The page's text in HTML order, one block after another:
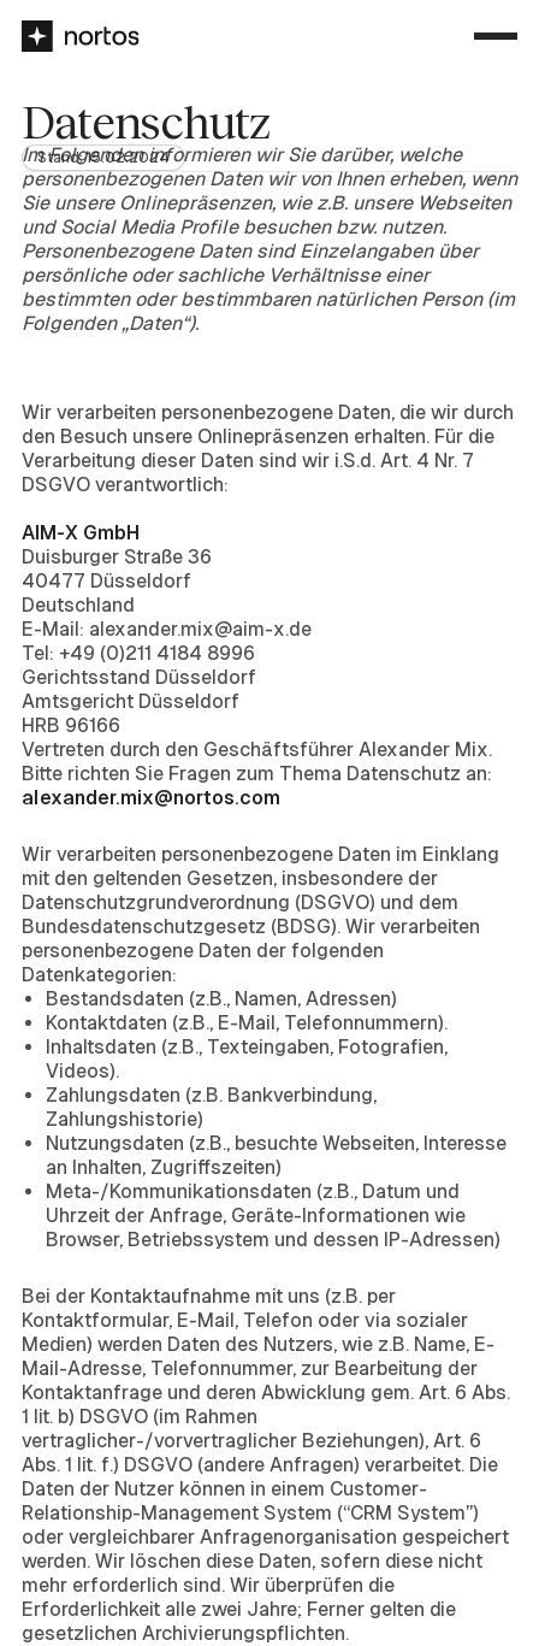
Datenschutz
Stand: 15.02.2024
Im Folgenden informieren wir Sie darüber, welche
personenbezogenen Daten wir von Ihnen erheben, wenn
Sie unsere Onlinepräsenzen, wie z.B. unsere Webseiten
und Social Media Profile besuchen bzw. nutzen.
Personenbezogene Daten sind Einzelangaben über
persönliche oder sachliche Verhältnisse einer
bestimmten oder bestimmbaren natürlichen Person (im
Folgenden „Daten“).
Wir verarbeiten personenbezogene Daten, die wir durch
den Besuch unsere Onlinepräsenzen erhalten. Für die
Verarbeitung dieser Daten sind wir i.S.d. Art. 4 Nr. 7
DSGVO verantwortlich:
AIM-X GmbH
Duisburger Straße 36
40477 Düsseldorf
Deutschland
E-Mail: alexander.mix@aim-x.de
Tel: +49 (0)211 4184 8996
Gerichtsstand Düsseldorf
Amtsgericht Düsseldorf
HRB 96166
Vertreten durch den Geschäftsführer Alexander Mix.
Bitte richten Sie Fragen zum Thema Datenschutz an:
alexander.mix@nortos.com
Wir verarbeiten personenbezogene Daten im Einklang
mit den geltenden Gesetzen, insbesondere der
Datenschutzgrundverordnung (DSGVO) und dem
Bundesdatenschutzgesetz (BDSG). Wir verarbeiten
personenbezogene Daten der folgenden
Datenkategorien:
Bestandsdaten (z.B., Namen, Adressen)
Kontaktdaten (z.B., E-Mail, Telefonnummern).
Inhaltsdaten (z.B., Texteingaben, Fotografien,
Videos).
Zahlungsdaten (z.B. Bankverbindung,
Zahlungshistorie)
Nutzungsdaten (z.B., besuchte Webseiten, Interesse
an Inhalten, Zugriffszeiten)
Meta-/Kommunikationsdaten (z.B., Datum und
Uhrzeit der Anfrage, Geräte-Informationen wie
Browser, Betriebssystem und dessen IP-Adressen)
Bei der Kontaktaufnahme mit uns (z.B. per
Kontaktformular, E-Mail, Telefon oder via sozialer
Medien) werden Daten des Nutzers, wie z.B. Name, E-
Mail-Adresse, Telefonnummer, zur Bearbeitung der
Kontaktanfrage und deren Abwicklung gem. Art. 6 Abs.
1 lit. b) DSGVO (im Rahmen
vertraglicher-/vorvertraglicher Beziehungen), Art. 6
Abs. 1 lit. f.) DSGVO (andere Anfragen) verarbeitet. Die
Daten der Nutzer können in einem Customer-
Relationship-Management System (“CRM System”)
oder vergleichbarer Anfragenorganisation gespeichert
werden. Wir löschen diese Daten, sofern diese nicht
mehr erforderlich sind. Wir überprüfen die
Erforderlichkeit alle zwei Jahre; Ferner gelten die
gesetzlichen Archivierungspflichten.